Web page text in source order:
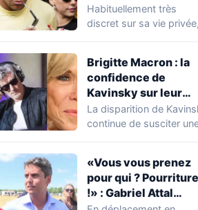
Expósito en Italie
la toile
Habituellement très
discret sur sa vie privée,
Brigitte Macron : la
confidence de
Kavinsky sur leur
relation
La disparition de
continue de susciter
«Vous vous prenez
pour qui ? Pourriture
!» : Gabriel Attal